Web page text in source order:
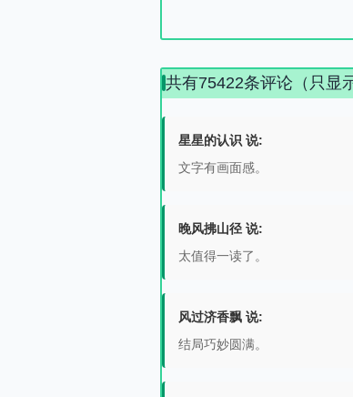
共有75422条评论（只显
星星的认识 说:
文字有画面感。
晚风拂山径 说:
太值得一读了。
风过济香飘 说:
结局巧妙圆满。